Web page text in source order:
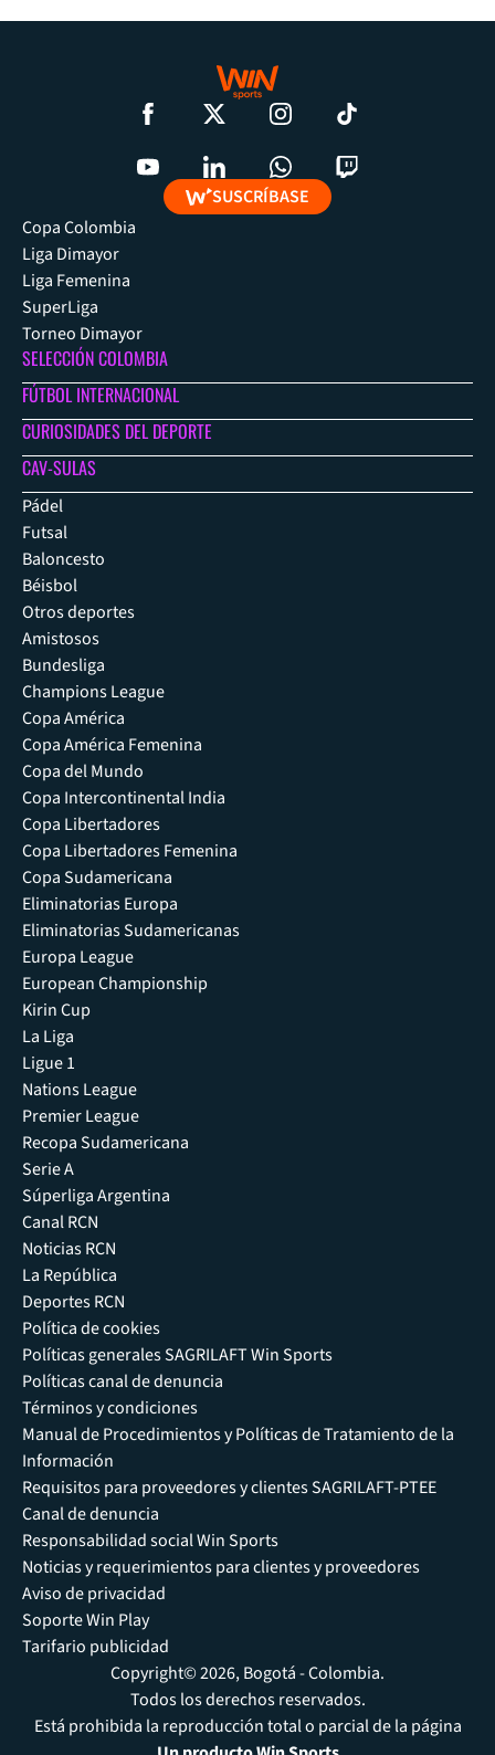
SUSCRÍBASE
Copa Colombia
Liga Dimayor
Liga Femenina
SuperLiga
Torneo Dimayor
SELECCIÓN COLOMBIA
FÚTBOL INTERNACIONAL
CURIOSIDADES DEL DEPORTE
CAV-SULAS
Pádel
Futsal
Baloncesto
Béisbol
Otros deportes
Amistosos
Bundesliga
Champions League
Copa América
Copa América Femenina
Copa del Mundo
Copa Intercontinental India
Copa Libertadores
Copa Libertadores Femenina
Copa Sudamericana
Eliminatorias Europa
Eliminatorias Sudamericanas
Europa League
European Championship
Kirin Cup
La Liga
Ligue 1
Nations League
Premier League
Recopa Sudamericana
Serie A
Súperliga Argentina
Canal RCN
Noticias RCN
La República
Deportes RCN
Política de cookies
Políticas generales SAGRILAFT Win Sports
Políticas canal de denuncia
Términos y condiciones
Manual de Procedimientos y Políticas de Tratamiento de la
Información
Requisitos para proveedores y clientes SAGRILAFT-PTEE
Canal de denuncia
Responsabilidad social Win Sports
Noticias y requerimientos para clientes y proveedores
Aviso de privacidad
Soporte Win Play
Tarifario publicidad
Copyright© 2026, Bogotá - Colombia.
Todos los derechos reservados.
Está prohibida la reproducción total o parcial de la página